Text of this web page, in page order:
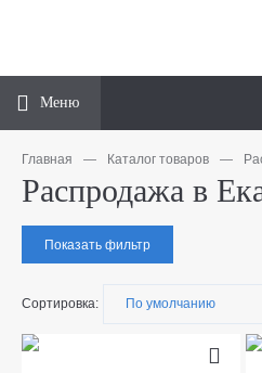
Меню
Главная — Каталог товаров —
Распродажа в
Показать фильтр
Сортировка: